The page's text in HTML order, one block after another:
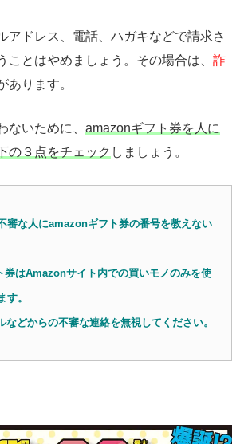
アドレス、電話、ハガキなどで請求さ
ことはやめましょう。その場合は、 詐
あります。
ないために、 amazonギフト券を人に
の３点をチェック しましょう。
審な人にamazonギフト券の番号を教えない
券はAmazonサイト内での買いモノのみを使
す。
などからの不審な連絡を無視してください。